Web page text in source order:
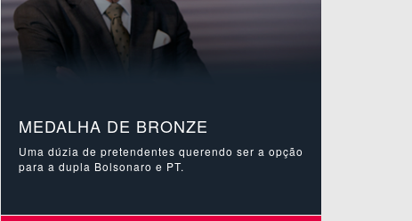
MEDALHA DE BRONZE
Uma dúzia de pretendentes querendo ser a opção
para a dupla Bolsonaro e PT.